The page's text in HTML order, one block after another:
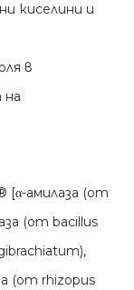
киселини и
в
на
[α-амилаза (от
(от bacillus
(от rhizopus